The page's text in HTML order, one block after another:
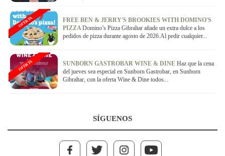
FREE BEN & JERRY'S BROOKIES WITH DOMINO'S
PIZZADomino’s Pizza Gibraltar añade un extra dulce a los
pedidos de pizza durante agosto de 2026.Al pedir cualquier...
OFERTA
SUNBORN GASTROBAR WINE & DINE Haz que la cena
del jueves sea especial en Sunborn Gastrobar, en Sunborn
Gibraltar, con la oferta Wine & Dine todos...
OFERTA
SÍGUENOS